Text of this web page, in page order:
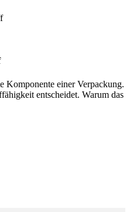
Komponente einer Verpackung.
entscheidet. Warum das